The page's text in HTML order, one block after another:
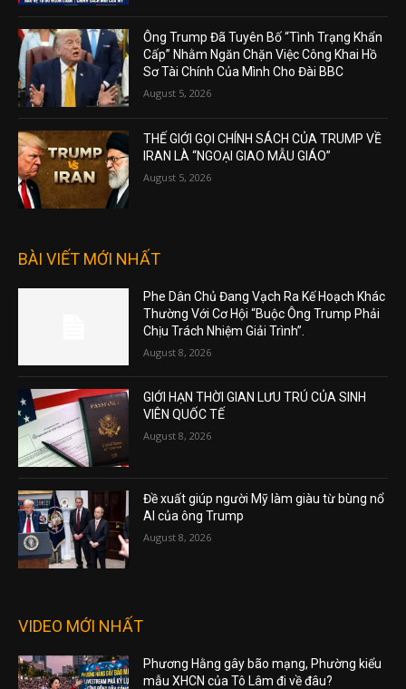
Ông Trump Đã Tuyên Bố “Tình Trạng Khẩn
Cấp” Nhằm Ngăn Chặn Việc Công Khai Hồ
Sơ Tài Chính Của Mình Cho Đài BBC
August 5, 2026
THẾ GIỚI GỌI CHÍNH SÁCH CỦA TRUMP VỀ
IRAN LÀ “NGOẠI GIAO MẪU GIÁO”
August 5, 2026
BÀI VIẾT MỚI NHẤT
Phe Dân Chủ Đang Vạch Ra Kế Hoạch Khác
Thường Với Cơ Hội “Buộc Ông Trump Phải
Chịu Trách Nhiệm Giải Trình”.
August 8, 2026
GIỚI HẠN THỜI GIAN LƯU TRÚ CỦA SINH
VIÊN QUỐC TẾ
August 8, 2026
Đề xuất giúp người Mỹ làm giàu từ bùng nổ
AI của ông Trump
August 8, 2026
VIDEO MỚI NHẤT
Phương Hằng gây bão mạng, Phường kiểu
mẫu XHCN của Tô Lâm đi về đâu?